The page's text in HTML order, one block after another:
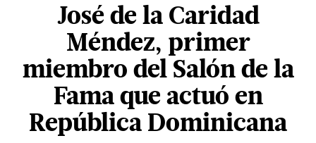
José de la Caridad
Méndez, primer
miembro del Salón de la
Fama que actuó en
República Dominicana